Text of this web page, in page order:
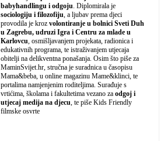
babyhandlingu i odgoju. Diplomirala je
sociologiju i filozofiju, a ljubav prema djeci
provodila je kroz volontiranje u bolnici Sveti Duh
u Zagrebu, udruzi Igra i Centru za mlade u
Karlovcu, osmišljavanjem projekata, radionica i
edukativnih programa, te istraživanjem utjecaja
obitelji na delikventna ponašanja. Osim što piše za
MaminSvijet.hr, stručna je suradnica u časopisu
Mama&beba, u online magazinu Mame&klinci, te
portalima namjenjenim roditeljima. Surađuje s
vrtićima, školama i fakultetima vezano za odgoj i
utjecaj medija na djecu, te piše Kids Friendly
filmske osvrte